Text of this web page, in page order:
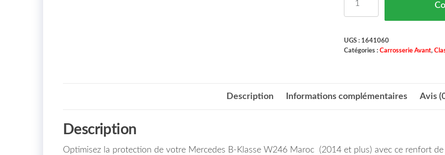
UGS : 1641060
Catégories : Carrosserie Avant,
Description Informations complémentaires Avis
Description
Optimisez la protection de votre Mercedes B-Klasse W246 Maroc (2014 et plus) avec ce renfort